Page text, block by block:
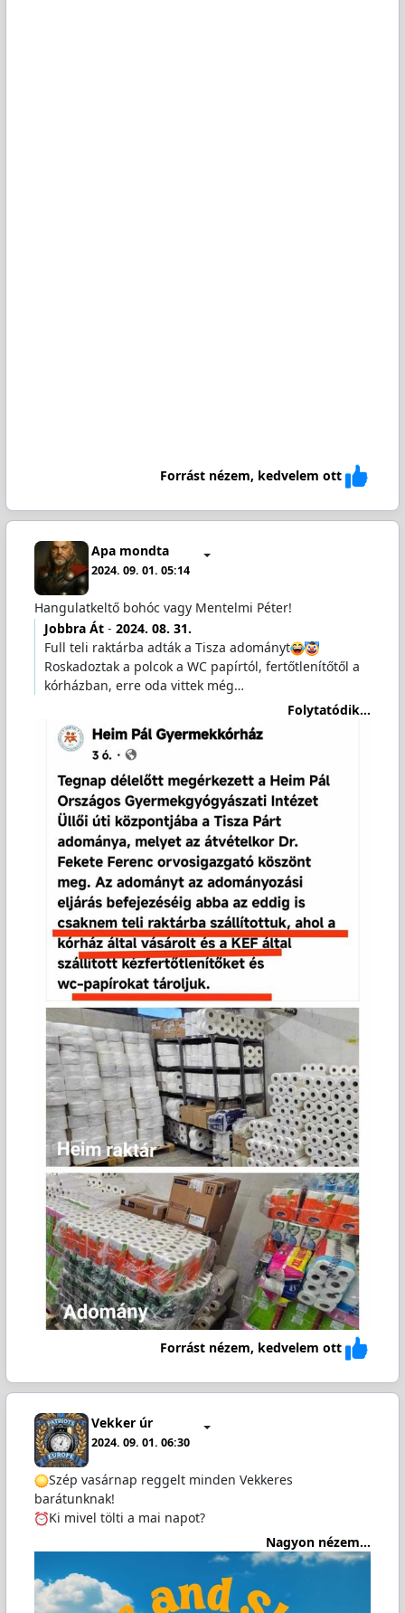
Forrást nézem, kedvelem ott
Apa mondta
2024. 09. 01. 05:14
Hangulatkeltő bohóc vagy Mentelmi Péter!
Jobbra Át- 2024. 08. 31.
Full teli raktárba adták a Tisza adományt
Roskadoztak a polcok a WC papírtól, fertőtlenítőtől a
kórházban, erre oda vittek még…
Folytatódik...
Forrást nézem, kedvelem ott
Vekker úr
2024. 09. 01. 06:30
️Szép vasárnap reggelt minden Vekkeres
barátunknak!
Ki mivel tölti a mai napot?
Nagyon nézem...